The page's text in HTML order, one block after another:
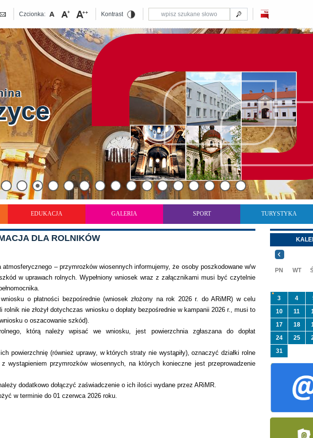
Czcionka: Kontrast
EDUKACJA GALERIA SPORT TURYSTYKA
DLA ROLNIKÓW
– przymrozków wiosennych informujemy, że osoby poszkodowane w/w
w uprawach rolnych. Wypełniony wniosek wraz z załącznikami musi być czytelnie
o płatności bezpośrednie (wniosek złożony na rok 2026 r. do ARiMR) w celu
nie złożył dotychczas wniosku o dopłaty bezpośrednie w kampanii 2026 r., musi to
o oszacowanie szkód).
którą należy wpisać we wniosku, jest powierzchnia zgłaszana do dopłat
powierzchnię (również uprawy, w których straty nie wystąpiły), oznaczyć działki rolne
wystąpieniem przymrozków wiosennych, na których konieczne jest przeprowadzenie
dodatkowo dołączyć zaświadczenie o ich ilości wydane przez ARiMR.
w terminie do 01 czerwca 2026 roku.
PN WT
3
4
10
11
17
18
24
25
31